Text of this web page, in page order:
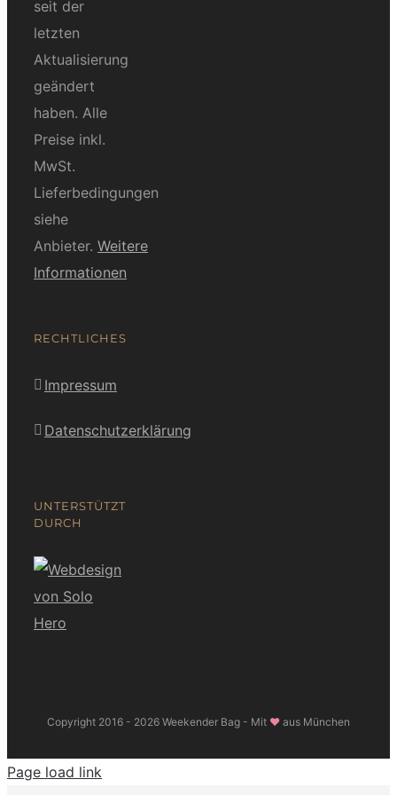
seit der
letzten
Aktualisierung
geändert
haben. Alle
Preise inkl.
MwSt.
Lieferbedingungen
siehe
Anbieter. Weitere
Informationen
RECHTLICHES
Impressum
Datenschutzerklärung
UNTERSTÜTZT
DURCH
Copyright 2016 - 2026 Weekender Bag - Mit ❤ aus München
Page load link